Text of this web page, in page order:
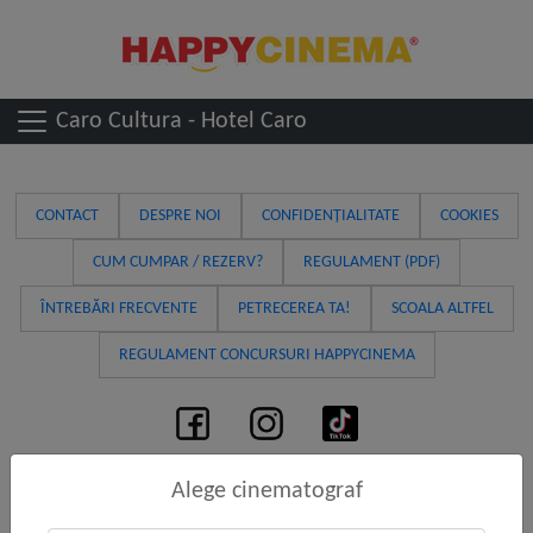
Caro Cultura - Hotel Caro
CONTACT DESPRE NOI CONFIDENȚIALITATE COOKIES
CUM CUMPAR / REZERV? REGULAMENT (PDF)
ÎNTREBĂRI FRECVENTE PETRECEREA TA! SCOALA ALTFEL
REGULAMENT CONCURSURI HAPPYCINEMA
Acest site foloseste cookie-uri pentru pentru a personaliza conținutul, pentru
analiza traficului și statistică; unele informații de utilizare a site-ului sunt
Alege cinematograf